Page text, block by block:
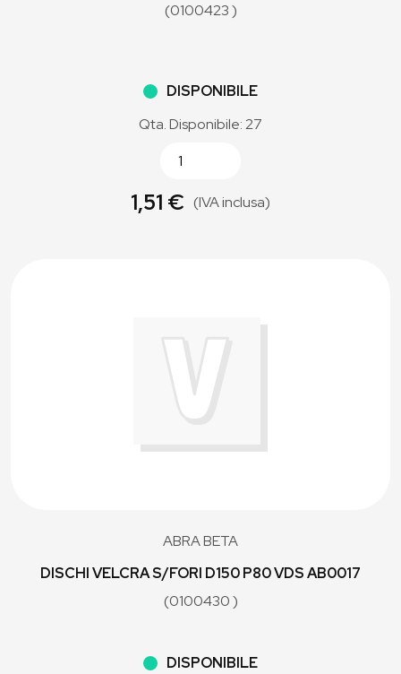
(0100423 )
DISPONIBILE
Qta. Disponibile: 27
1,51 € (IVA inclusa)
ABRA BETA
DISCHI VELCRA S/FORI D150 P80 VDS AB0017
(0100430 )
DISPONIBILE